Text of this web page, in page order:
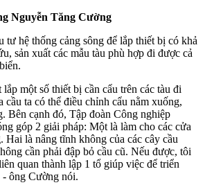
Nguyễn Tăng Cường
tư hệ thống cảng sông để lắp thiết bị có khả
sản xuất các mẫu tàu phù hợp đi được cả
một số thiết bị cần cẩu trên các tàu đi
cầu ta có thể điều chỉnh cẩu nằm xuống,
Bên cạnh đó, Tập đoàn Công nghiệp
góp 2 giải pháp: Một là làm cho các cửa
Hai là nâng tĩnh không của các cây cầu
cần phải đập bỏ cầu cũ. Nếu được, tôi
quan thành lập 1 tổ giúp việc để triển
- ông Cường nói.